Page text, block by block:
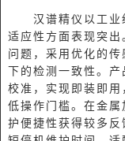
汉谱精仪以工
适应性方面表现突
问题，采用优化的
下的检测一致性。
校准，实现即装即
低操作门槛。在金
护便捷性获得较多